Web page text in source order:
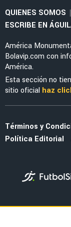
MERCADO
Jáminton
con Rosario